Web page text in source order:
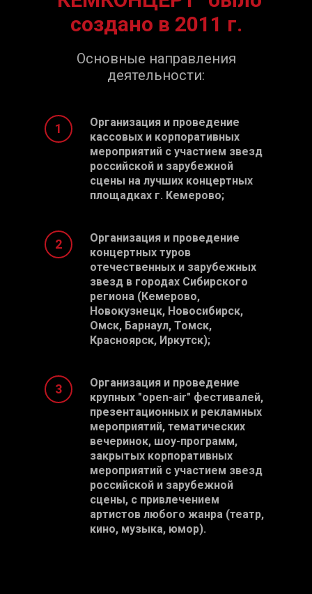
создано в 2011 г.
Основные направления
деятельности:
Организация и проведение
кассовых и корпоративных
мероприятий с участием звезд
российской и зарубежной
сцены на лучших концертных
площадках г. Кемерово;
Организация и проведение
концертных туров
отечественных и зарубежных
звезд в городах Сибирского
региона (Кемерово,
Новокузнецк, Новосибирск,
Омск, Барнаул, Томск,
Красноярск, Иркутск);
Организация и проведение
крупных "open-air" фестивалей,
презентационных и рекламных
мероприятий, тематических
вечеринок, шоу-программ,
закрытых корпоративных
мероприятий с участием звезд
российской и зарубежной
сцены, с привлечением
артистов любого жанра (театр,
кино, музыка, юмор).